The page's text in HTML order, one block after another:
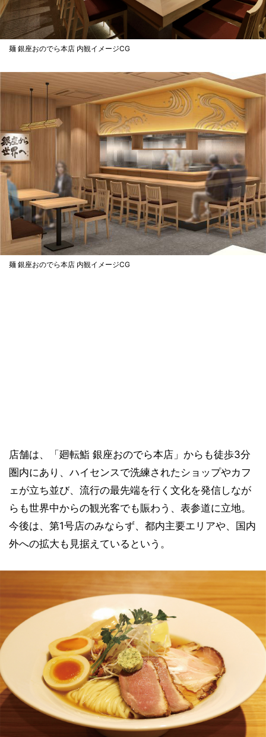
麺 銀座おのでら本店 内観イメージCG
麺 銀座おのでら本店 内観イメージCG
店舗は、「廻転鮨 銀座おのでら本店」からも徒歩3分
圏内にあり、ハイセンスで洗練されたショップやカフ
ェが立ち並び、流行の最先端を行く文化を発信しなが
らも世界中からの観光客でも賑わう、表参道に立地。
今後は、第1号店のみならず、都内主要エリアや、国内
外への拡大も見据えているという。